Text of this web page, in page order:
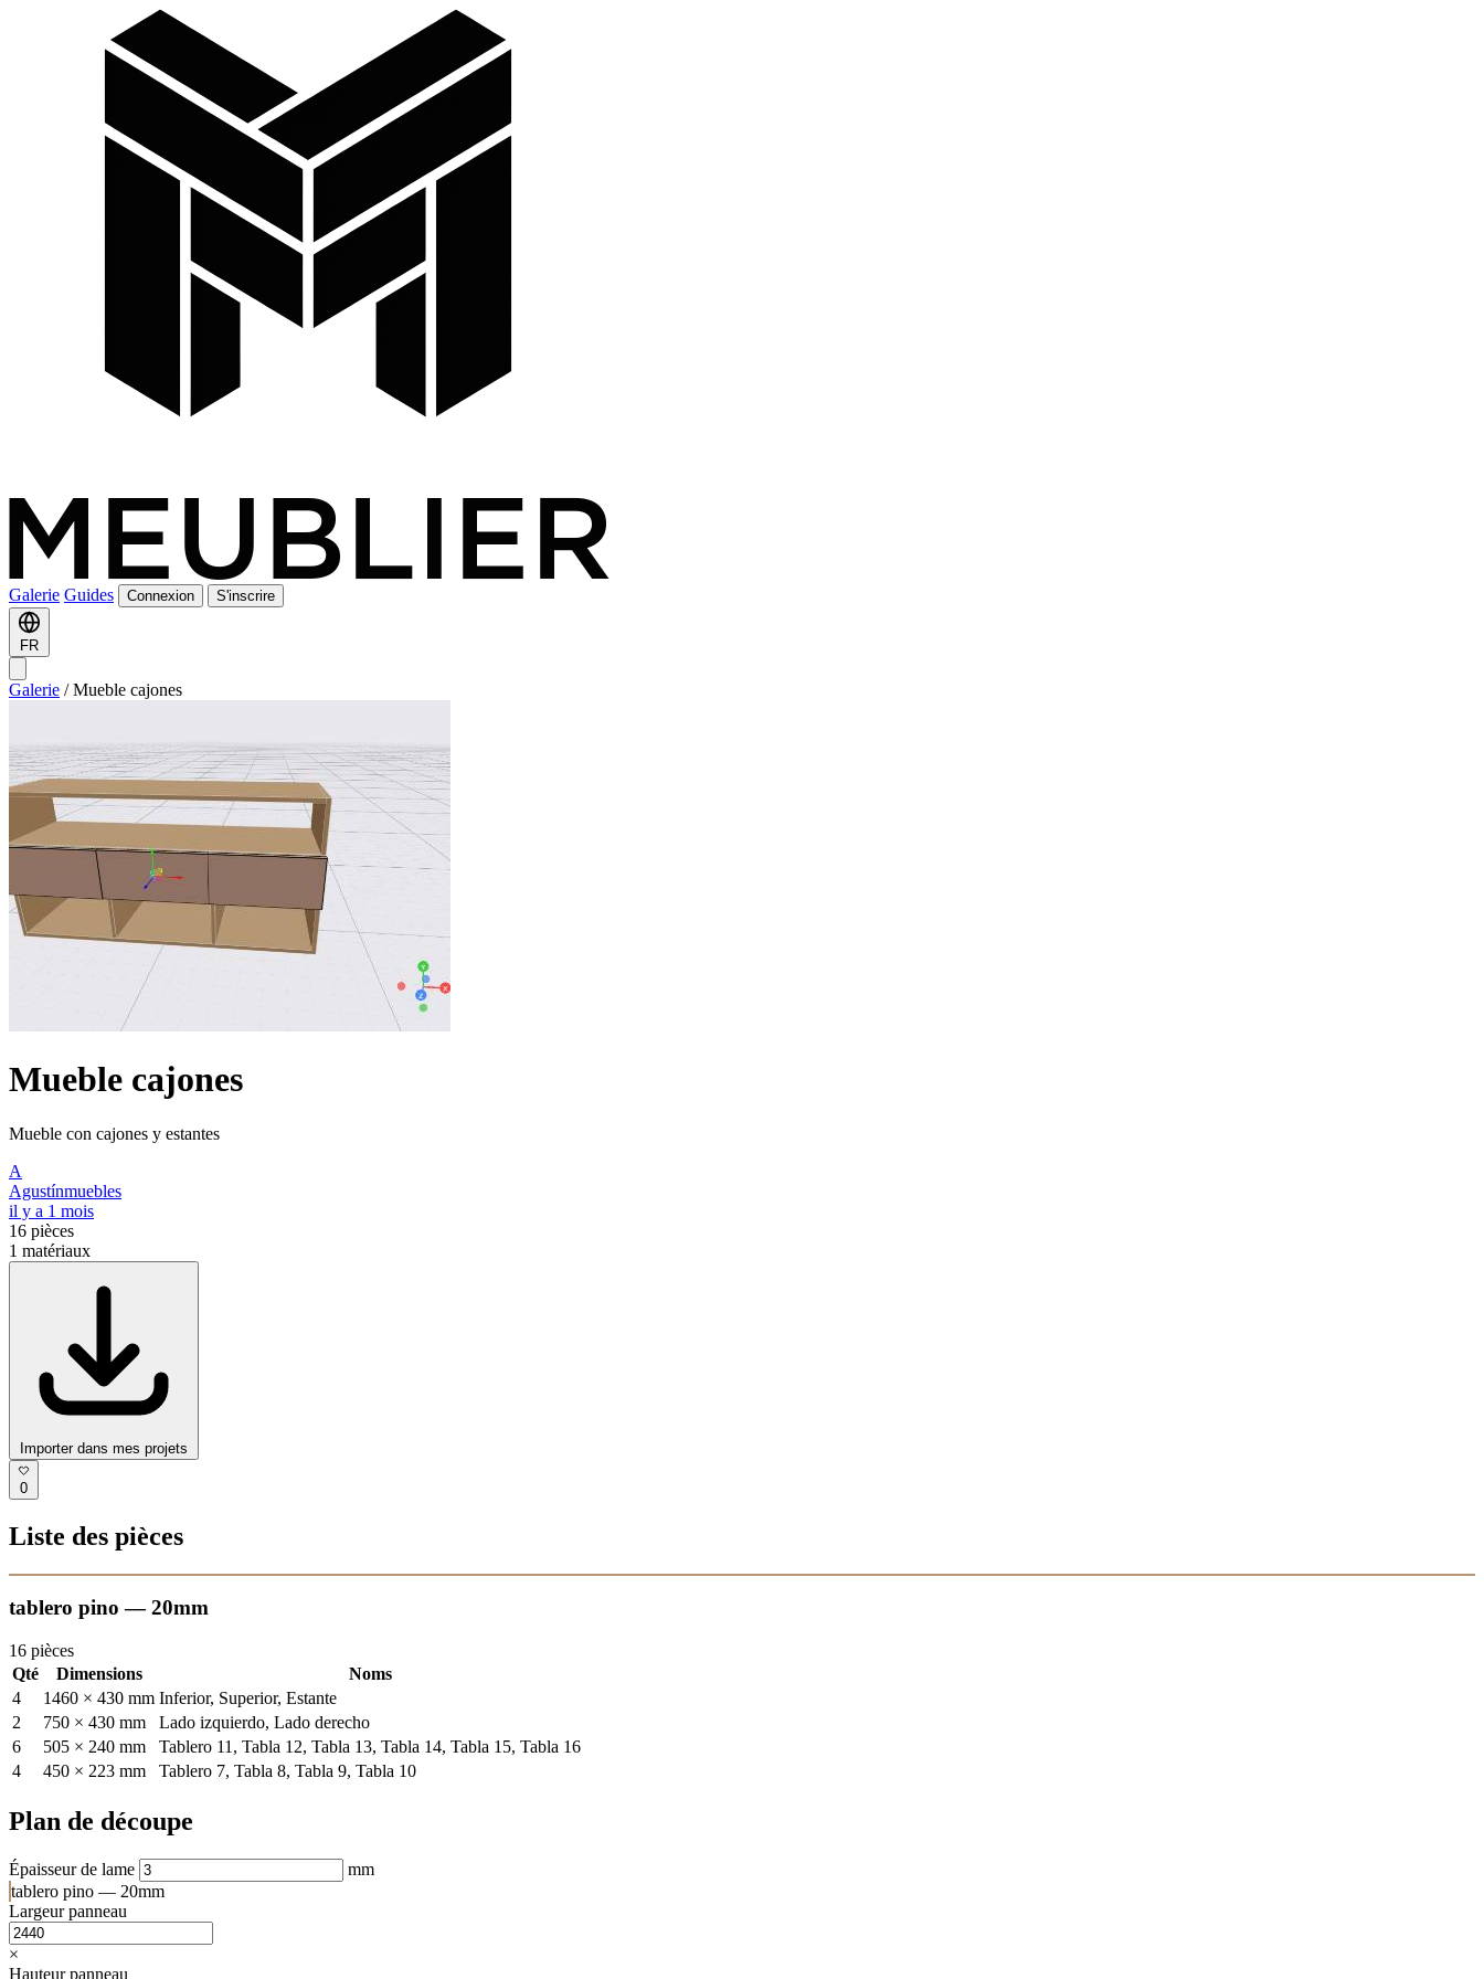
Galerie Guides Connexion S'inscrire
FR
Galerie / Mueble cajones
Mueble cajones
Mueble con cajones y estantes
A
Agustínmuebles
il y a 1 mois
16 pièces
1 matériaux
Importer dans mes projets
0
Liste des pièces
tablero pino — 20mm
16 pièces
Qté
Dimensions
Noms
4
1460 × 430 mm Inferior, Superior, Estante
2
750 × 430 mm
Lado izquierdo, Lado derecho
6
505 × 240 mm
Tablero 11, Tabla 12, Tabla 13, Tabla 14, Tabla 15, Tabla 16
4
450 × 223 mm Tablero 7, Tabla 8, Tabla 9, Tabla 10
Plan de découpe
Épaisseur de lame
mm
tablero pino — 20mm
Largeur panneau
×
Hauteur panneau